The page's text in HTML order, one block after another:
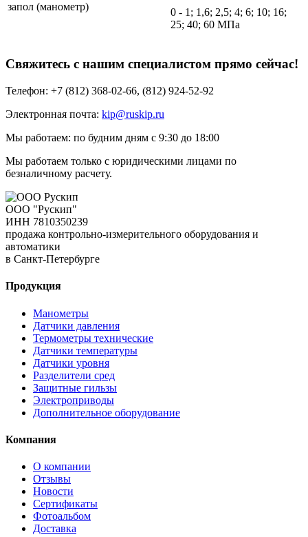
запол (манометр)
0 - 1; 1,6; 2,5; 4; 6; 10; 16;
25; 40; 60 МПа
Свяжитесь с нашим специалистом прямо сейчас!
Телефон: +7 (812) 368-02-66, (812) 924-52-92
Электронная почта: kip@ruskip.ru
Мы работаем: по будним дням с 9:30 до 18:00
Мы работаем только с юридическими лицами по
безналичному расчету.
ООО "Рускип"
ИНН 7810350239
продажа контрольно-измерительного оборудования и
автоматики
в Санкт-Петербурге
Продукция
Манометры
Датчики давления
Термометры технические
Датчики температуры
Датчики уровня
Разделители сред
Защитные гильзы
Электроприводы
Дополнительное оборудование
Компания
О компании
Отзывы
Новости
Сертификаты
Фотоальбом
Доставка